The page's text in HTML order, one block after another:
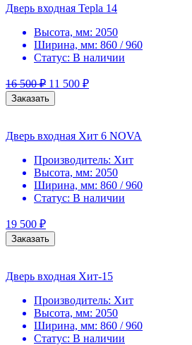
Дверь входная Tepla 14
Высота, мм: 2050
Ширина, мм: 860 / 960
Статус: В наличии
16 500₽ 11 500 ₽
Заказать
Дверь входная Хит 6 NOVA
Производитель: Хит
Высота, мм: 2050
Ширина, мм: 860 / 960
Статус: В наличии
19 500 ₽
Заказать
Дверь входная Хит-15
Производитель: Хит
Высота, мм: 2050
Ширина, мм: 860 / 960
Статус: В наличии